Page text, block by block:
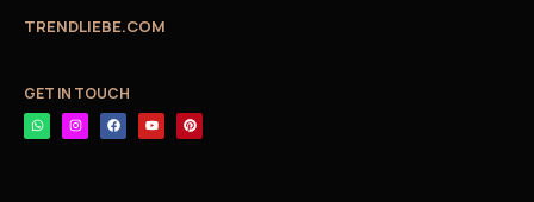
TRENDLIEBE.COM
GET IN TOUCH